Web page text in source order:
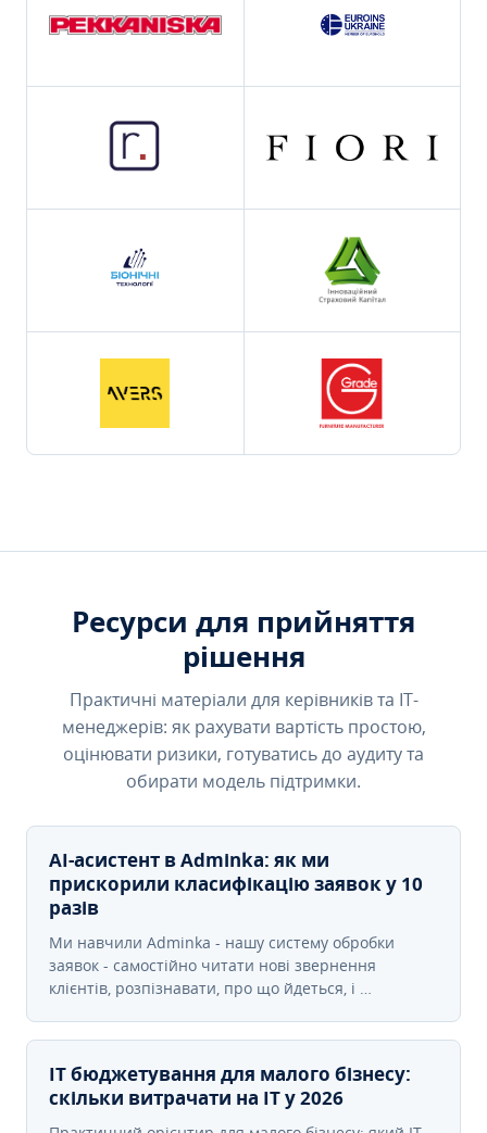
Ресурси для прийняття
рішення
Практичні матеріали для керівників та IT-
менеджерів: як рахувати вартість простою,
оцінювати ризики, готуватись до аудиту та
обирати модель підтримки.
AI-асистент в Adminka: як ми
прискорили класифікацію заявок у 10
разів
Ми навчили Adminka - нашу систему обробки
заявок - самостійно читати нові звернення
клієнтів, розпізнавати, про що йдеться, і …
IT бюджетування для малого бізнесу:
скільки витрачати на IT у 2026